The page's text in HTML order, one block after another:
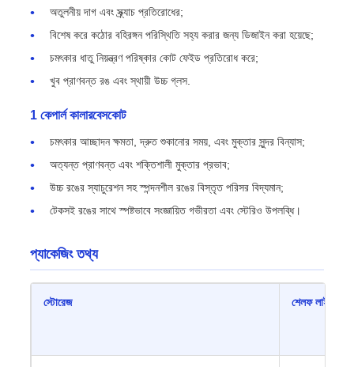
অতুলনীয় দাগ এবং স্ক্র্যাচ প্রতিরোধের;
বিশেষ করে কঠোর বহিরঙ্গন পরিস্থিতি সহ্য করার জন্য ডিজাইন করা হয়েছে;
চমৎকার ধাতু নিয়ন্ত্রণ পরিষ্কার কোট ফেইড প্রতিরোধ করে;
খুব প্রাণবন্ত রঙ এবং স্থায়ী উচ্চ গ্লস.
1 কেপার্ল কালারবেসকোট
চমৎকার আচ্ছাদন ক্ষমতা, দ্রুত শুকানোর সময়, এবং মুক্তার সুন্দর বিন্যাস;
অত্যন্ত প্রাণবন্ত এবং শক্তিশালী মুক্তার প্রভাব;
উচ্চ রঙের স্যাচুরেশন সহ স্পন্দনশীল রঙের বিস্তৃত পরিসর বিদ্যমান;
টেকসই রঙের সাথে স্পষ্টভাবে সংজ্ঞায়িত গভীরতা এবং স্টেরিও উপলব্ধি।
প্যাকেজিং তথ্য
স্টোরেজ শেলফ লাইফ